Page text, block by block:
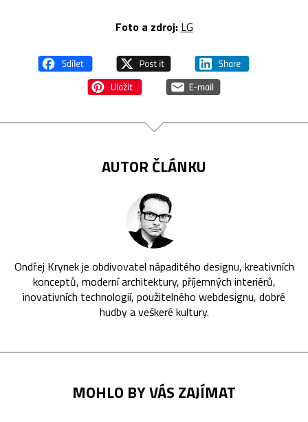
Foto a zdroj: LG
AUTOR ČLÁNKU
Ondřej Krynek je obdivovatel nápaditého designu, kreativních
konceptů, moderní architektury, příjemných interiérů,
inovativních technologií, použitelného webdesignu, dobré
hudby a veškeré kultury.
MOHLO BY VÁS ZAJÍMAT